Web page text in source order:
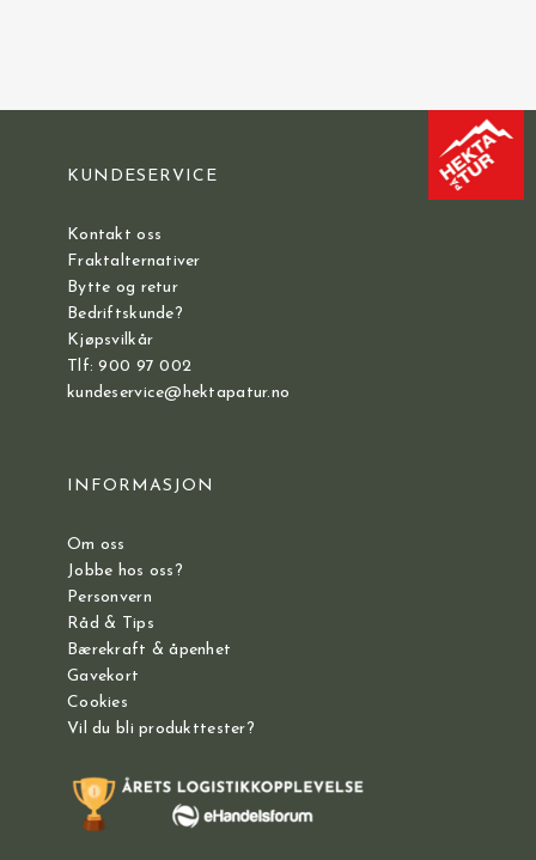
KUNDESERVICE
Kontakt oss
Fraktalternativer
Bytte og retur
Bedriftskunde?
Kjøpsvilkår
Tlf: 900 97 002
kundeservice@hektapatur.no
INFORMASJON
Om oss
Jobbe hos oss?
Personvern
Råd & Tips
Bærekraft & åpenhet
Gavekort
Cookies
Vil du bli produkttester?